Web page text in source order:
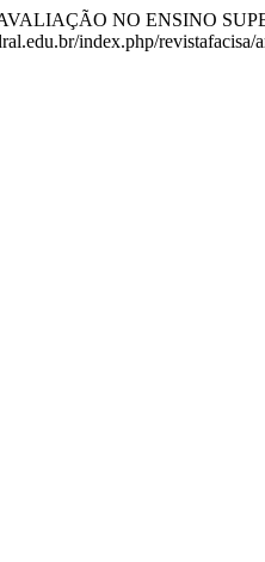
NO ENSINO
index.php/revistafacisa/